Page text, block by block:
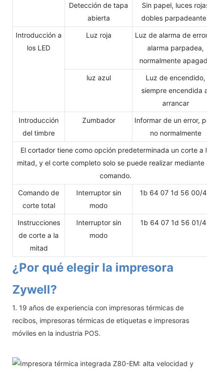
Detección de tapa
abierta
Sin papel, luces rojas
dobles parpadeantes
Introducción a
los LED
Luz roja
Luz de alarma de error, la
alarma parpadea,
normalmente apagada
luz azul
Luz de encendido,
siempre encendida al
arrancar
Introducción
del timbre
Zumbador
Informar de un error, pero
no normalmente
El cortador tiene como opción predeterminada un corte a la
mitad, y el corte completo solo se puede realizar mediante un
comando.
Comando de
corte total
Interruptor sin
modo
1b 64 07 1d 56 00/48
Instrucciones
de corte a la
mitad
Interruptor sin
modo
1b 64 07 1d 56 01/49
¿Por qué elegir la impresora
Zywell?
1. 19 años de experiencia con impresoras térmicas de
recibos, impresoras térmicas de etiquetas e impresoras
móviles en la industria POS.